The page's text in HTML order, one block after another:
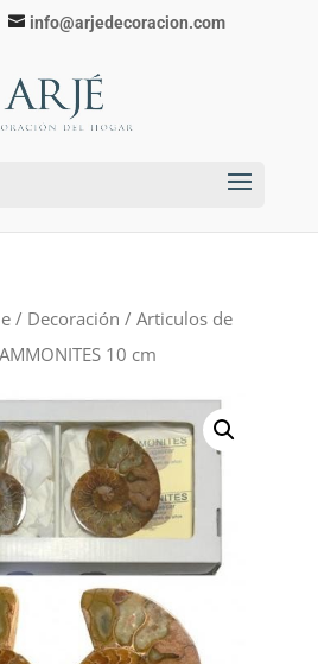
info@arjedecoracion.com
/ Decoración / Articulos de
10 cm